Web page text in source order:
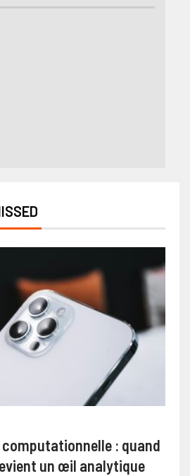
computationnelle : quand
un œil analytique